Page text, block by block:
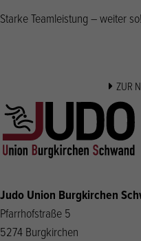
Starke Teamleistung – weiter so!
ZUR
Judo Union Burgkirchen
Pfarrhofstraße 5
5274 Burgkirchen